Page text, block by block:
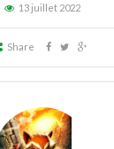
13 juillet 2022
Share